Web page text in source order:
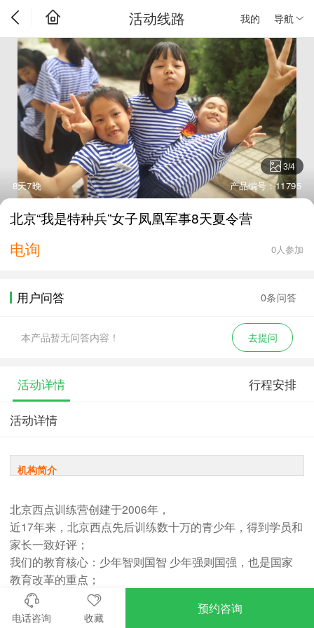
我的 导航
活动线路
3/4
8天7晚 产品编号：11795
北京“我是特种兵”女子凤凰军事8天夏令营
电询 0人参加
用户问答 0条问答
本产品暂无问答内容！ 去提问
活动详情 行程安排
活动详情
机构简介
北京西点训练营创建于2006年，
近17年来，北京西点先后训练数十万的青少年，得到学员和
家长一致好评；
我们的教育核心：少年智则国智 少年强则国强，也是国家
教育改革的重点；
北京西点训练营是一家专业从事青少年素质训练研究和训练
的专业机构；
电话咨询 收藏
预约咨询